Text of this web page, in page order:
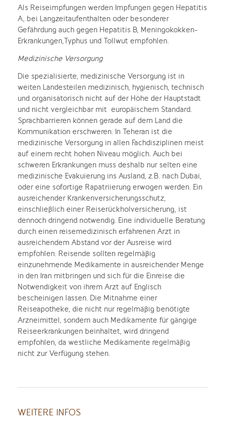
Als Reiseimpfungen werden Impfungen gegen Hepatitis
A, bei Langzeitaufenthalten oder besonderer
Gefährdung auch gegen Hepatitis B, Meningokokken-
Erkrankungen,Typhus und Tollwut empfohlen.
Medizinische Versorgung
Die spezialisierte, medizinische Versorgung ist in
weiten Landesteilen medizinisch, hygienisch, technisch
und organisatorisch nicht auf der Höhe der Hauptstadt
und nicht vergleichbar mit europäischem Standard.
Sprachbarrieren können gerade auf dem Land die
Kommunikation erschweren. In Teheran ist die
medizinische Versorgung in allen Fachdisziplinen meist
auf einem recht hohen Niveau möglich. Auch bei
schweren Erkrankungen muss deshalb nur selten eine
medizinische Evakuierung ins Ausland, z.B. nach Dubai,
oder eine sofortige Rapatriierung erwogen werden. Ein
ausreichender Krankenversicherungsschutz,
einschließlich einer Reiserückholversicherung, ist
dennoch dringend notwendig. Eine individuelle Beratung
durch einen reisemedizinisch erfahrenen Arzt in
ausreichendem Abstand vor der Ausreise wird
empfohlen. Reisende sollten regelmäßig
einzunehmende Medikamente in ausreichender Menge
in den Iran mitbringen und sich für die Einreise die
Notwendigkeit von ihrem Arzt auf Englisch
bescheinigen lassen. Die Mitnahme einer
Reiseapotheke, die nicht nur regelmäßig benötigte
Arzneimittel, sondern auch Medikamente für gängige
Reiseerkrankungen beinhaltet, wird dringend
empfohlen, da westliche Medikamente regelmäßig
nicht zur Verfügung stehen.
WEITERE INFOS